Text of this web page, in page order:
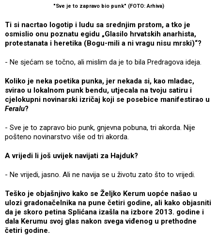
"Sve je to zapravo bio punk" (FOTO: Arhiva)
Ti si nacrtao logotip i ludu sa srednjim prstom, a tko je
osmislio onu poznatu egidu „Glasilo hrvatskih anarhista,
protestanata i heretika (Bogu-mili a ni vragu nisu mrski)“?
- Ne sjećam se točno, ali mislim da je to bila Predragova ideja.
Koliko je neka poetika punka, jer nekada si, kao mladac,
svirao u lokalnom punk bendu, utjecala na tvoju satiru i
cjelokupni novinarski izričaj koji se posebice manifestirao u
Feralu?
- Sve je to zapravo bio punk, gnjevna pobuna, tri akorda. Nije
pošteno novinarstvo više od tri akorda.
A vrijedi li još uvijek navijati za Hajduk?
- Ne vrijedi, jasno. Ali ne navija se u životu zato što to vrijedi.
Teško je objašnjivo kako se Željko Kerum uopće našao u
ulozi gradonačelnika na pune četiri godine, ali kako objasniti
da je skoro petina Splićana izašla na izbore 2013. godine i
dala Kerumu svoj glas nakon svega viđenog u prethodne
četiri godine.